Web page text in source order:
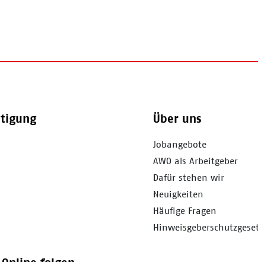
Über uns
Jobangebote
AWO als Arbeitgeber
Dafür stehen wir
Neuigkeiten
Häufige Fragen